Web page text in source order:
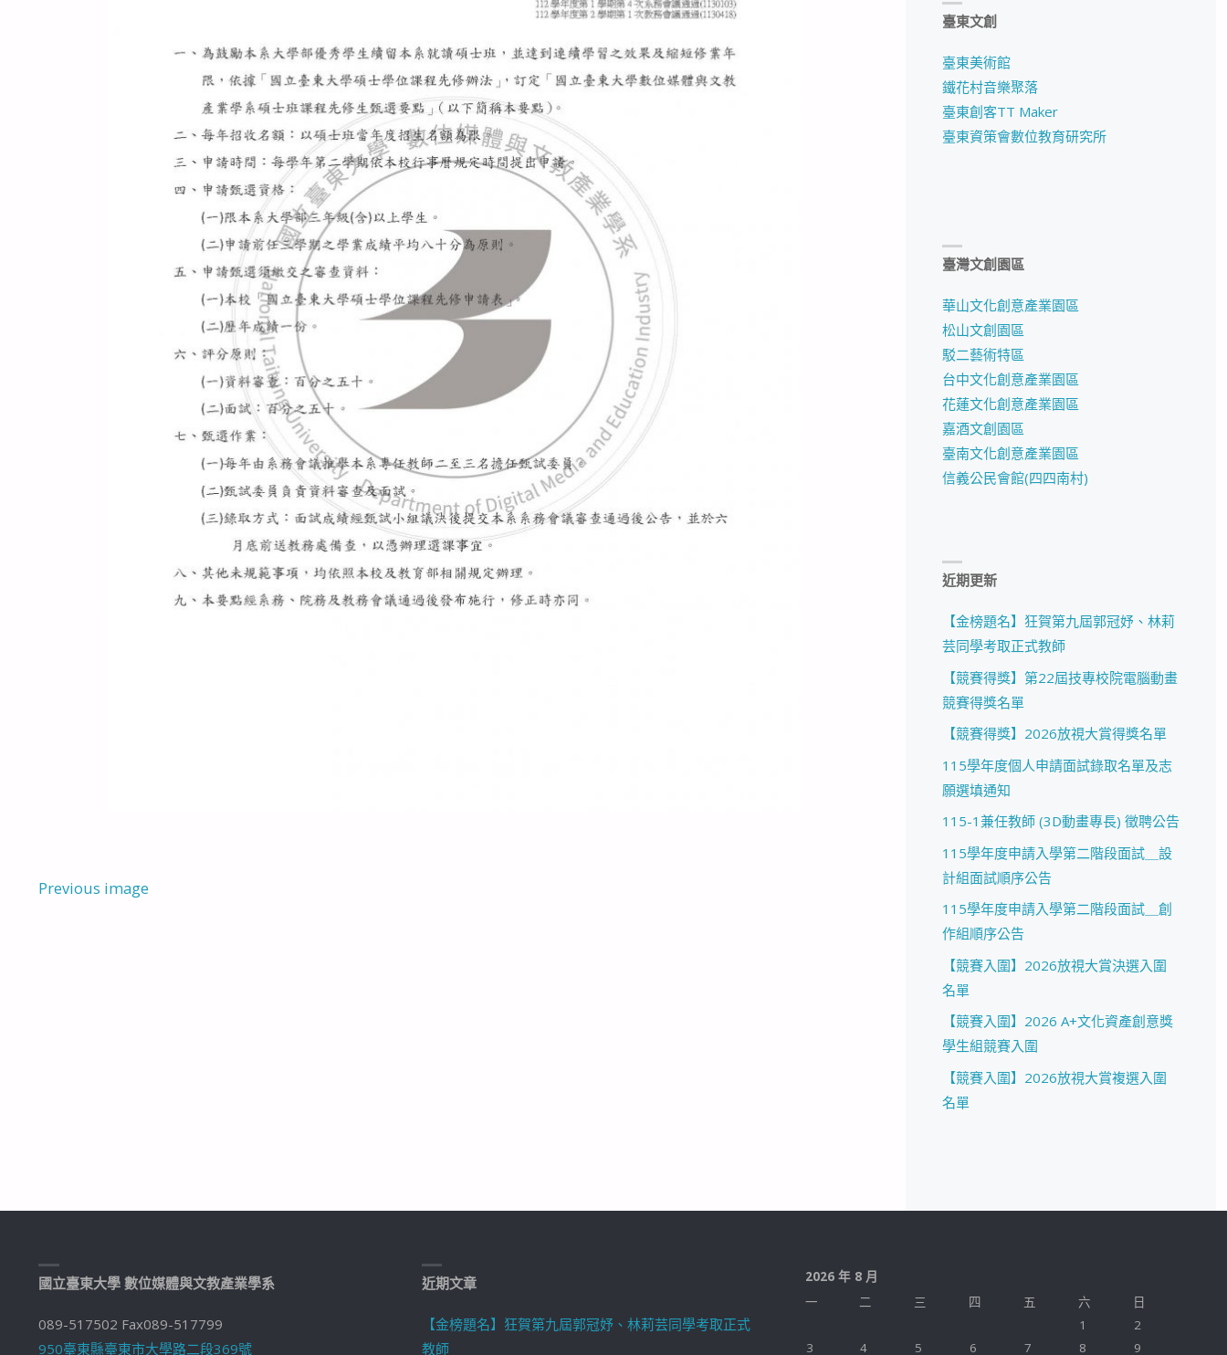
Previous image
臺東文創
臺東美術館
鐵花村音樂聚落
臺東創客TT Maker
臺東資策會數位教育研究所
臺灣文創園區
華山文化創意產業園區
松山文創園區
駁二藝術特區
台中文化創意產業園區
花蓮文化創意產業園區
嘉酒文創園區
臺南文化創意產業園區
信義公民會館(四四南村)
近期更新
【金榜題名】狂賀第九屆郭冠妤、林莉
芸同學考取正式教師
【競賽得獎】第22屆技專校院電腦動畫
競賽得獎名單
【競賽得獎】2026放視大賞得獎名單
115學年度個人申請面試錄取名單及志
願選填通知
115-1兼任教師 (3D動畫專長) 徵聘公告
115學年度申請入學第二階段面試＿設
計組面試順序公告
115學年度申請入學第二階段面試＿創
作組順序公告
【競賽入圍】2026放視大賞決選入圍
名單
【競賽入圍】2026 A+文化資產創意獎
學生組競賽入圍
【競賽入圍】2026放視大賞複選入圍
名單
國立臺東大學 數位媒體與文教產業學系
089-517502 Fax089-517799
950臺東縣臺東市大學路二段369號
近期文章
【金榜題名】狂賀第九屆郭冠妤、林莉芸同學考取正式
教師
2026 年 8 月
一
二 三 四 五 六
日
1
2
3
4 5 6 7 8 9